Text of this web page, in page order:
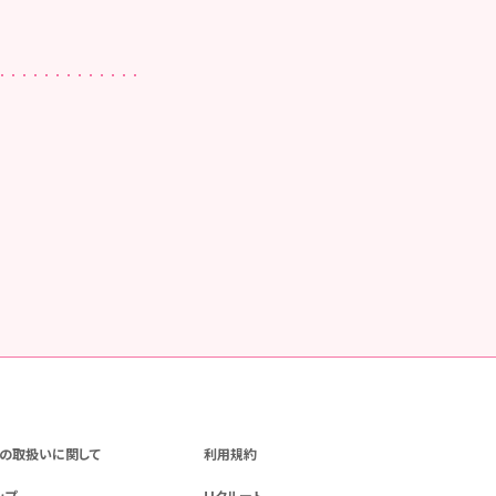
取扱いに関して 利用規約